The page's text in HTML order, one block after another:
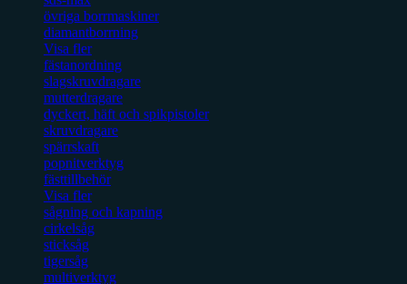
övriga borrmaskiner
diamantborrning
Visa fler
fästanordning
slagskruvdragare
mutterdragare
dyckert, häft och spikpistoler
skruvdragare
spärrskaft
popnitverktyg
fästtillbehör
Visa fler
sågning och kapning
cirkelsåg
sticksåg
tigersåg
multiverktyg